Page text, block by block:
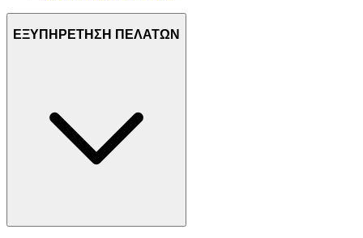
ΕΞΥΠΗΡΕΤΗΣΗ ΠΕΛΑΤΩΝ